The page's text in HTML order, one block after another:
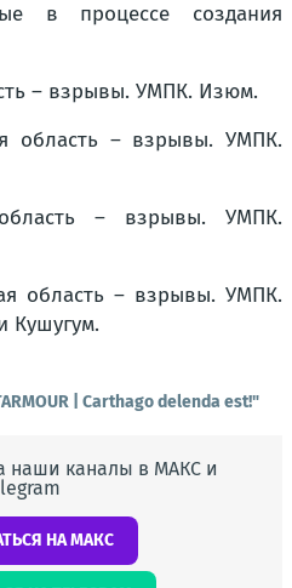
в процессе создания
– взрывы. УМПК. Изюм.
область – взрывы. УМПК.
– взрывы. УМПК.
область – взрывы. УМПК.
Кушугум.
| Carthago delenda est!"
наши каналы в МАКС и
НА МАКС